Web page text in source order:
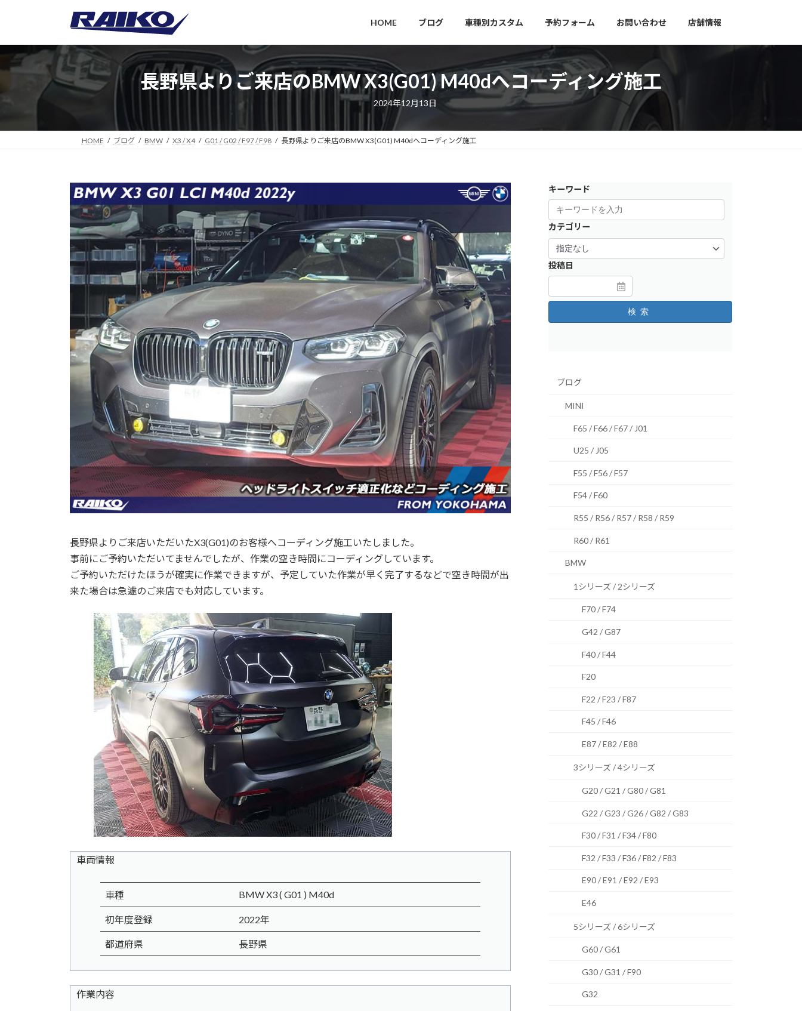
ス
ン
HOME ブログ 車種別カスタム 予約フォーム お問い合わせ 店舗情報
長野県よりご来店のBMW X3(G01) M40dへコーディング施工
2024年12月13日
HOME ブログ BMW X3 / X4 G01 / G02 / F97 / F98 長野県よりご来店のBMW X3(G01) M40dへコーディング施工
長野県よりご来店いただいたX3(G01)のお客様へコーディング施工いたしました。
事前にご予約いただいてませんでしたが、作業の空き時間にコーディングしています。
ご予約いただけたほうが確実に作業できますが、予定していた作業が早く完了するなどで空き時間が出
来た場合は急遽のご来店でも対応しています。
車両情報
車種 BMW X3 ( G01 ) M40d
初年度登録 2022年
都道府県 長野県
作業内容
キーワード
カテゴリー
投稿日
検索
ブログ
MINI
F65 / F66 / F67 / J01
U25 / J05
F55 / F56 / F57
F54 / F60
R55 / R56 / R57 / R58 / R59
R60 / R61
BMW
1シリーズ / 2シリーズ
F70 / F74
G42 / G87
F40 / F44
F20
F22 / F23 / F87
F45 / F46
E87 / E82 / E88
3シリーズ / 4シリーズ
G20 / G21 / G80 / G81
G22 / G23 / G26 / G82 / G83
F30 / F31 / F34 / F80
F32 / F33 / F36 / F82 / F83
E90 / E91 / E92 / E93
E46
5シリーズ / 6シリーズ
G60 / G61
G30 / G31 / F90
G32